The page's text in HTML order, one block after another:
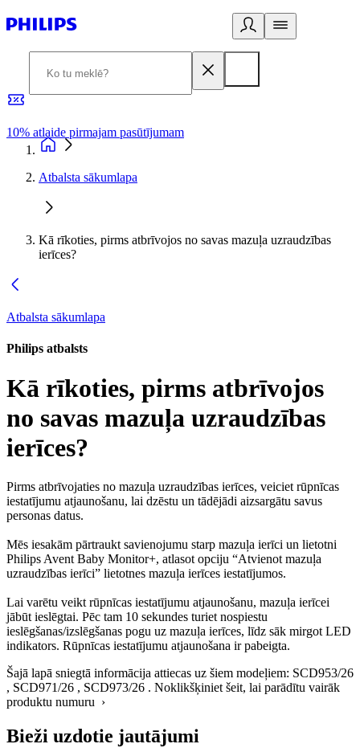
10% atlaide pirmajam pasūtījumam
Atbalsta sākumlapa
Kā rīkoties, pirms atbrīvojos no savas mazuļa uzraudzības
ierīces?
Atbalsta sākumlapa
Philips atbalsts
Kā rīkoties, pirms atbrīvojos
no savas mazuļa uzraudzības
ierīces?
Pirms atbrīvojaties no mazuļa uzraudzības ierīces, veiciet rūpnīcas
iestatījumu atjaunošanu, lai dzēstu un tādējādi aizsargātu savus
personas datus.
Mēs iesakām pārtraukt savienojumu starp mazuļa ierīci un lietotni
Philips Avent Baby Monitor+, atlasot opciju “Atvienot mazuļa
uzraudzības ierīci” lietotnes mazuļa ierīces iestatījumos.
Lai varētu veikt rūpnīcas iestatījumu atjaunošanu, mazuļa ierīcei
jābūt ieslēgtai. Pēc tam 10 sekundes turiet nospiestu
ieslēgšanas/izslēgšanas pogu uz mazuļa ierīces, līdz sāk mirgot LED
indikators. Rūpnīcas iestatījumu atjaunošana ir pabeigta.
Šajā lapā sniegtā informācija attiecas uz šiem modeļiem: SCD953/26
, SCD971/26 , SCD973/26 . Noklikšķiniet šeit, lai parādītu vairāk
produktu numuru ›
Bieži uzdotie jautājumi